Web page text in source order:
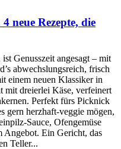
neue Rezepte, die
Genusszeit angesagt – mit
abwechslungsreich, frisch
einem neuen Klassiker in
mit dreierlei Käse, verfeinert
Perfekt fürs Picknick
gern herzhaft-veggie mögen,
Sauce, Ofengemüse
Angebot. Ein Gericht, das
Teller...